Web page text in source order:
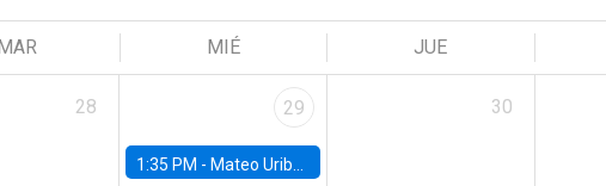
MAR MIÉ JUE
28 29
1:35 PM - Mateo Uribe-Castro, Universidad de los Andes (Colombia)
30